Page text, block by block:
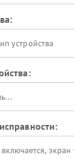
устройства